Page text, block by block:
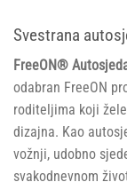
Svestrana
FreeON®
odabran FreeON
roditeljima koji
dizajna. Kao
vožnji, udobno
svakodnevnom